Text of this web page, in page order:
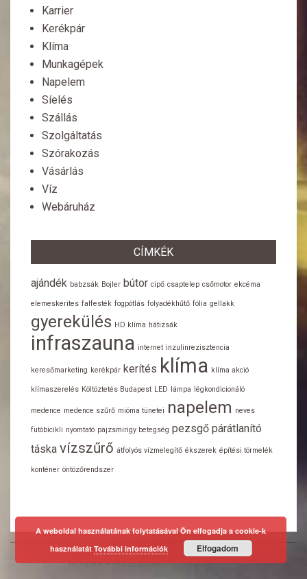
Karrier
Kerékpár
Klíma
Munkagépek
Napelem
Síelés
Szállás
Szolgáltatás
Szórakozás
Vásárlás
Víz
Webáruház
CÍMKÉK
ajándék babzsák Bojler bútor cipő csaptelep csőmotor ekcéma
elemeskerites falfesték fogpótlás folyadékhűtő fólia gellakk
gyerekülés HD klíma hátizsák
infraszauna internet inzulinrezisztencia
keresőmarketing kerékpár kerítés klíma klíma akció
klímaszerelés Költöztetés Budapest LED lámpa légkondicionáló
medence medence szűrő mióma tünetei napelem neves
futóbicikli nyomtató pajzsmirigy betegség pezsgő párátlanító
táska vízszűrő átfolyós vízmelegítő ékszerek építési törmelék
konténer öntözőrendszer
Designed usingNeux. Powered byWordPress.
A weboldal használatának folytatásával Ön elfogadja a cookie-k
használatát További információk Elfogadom